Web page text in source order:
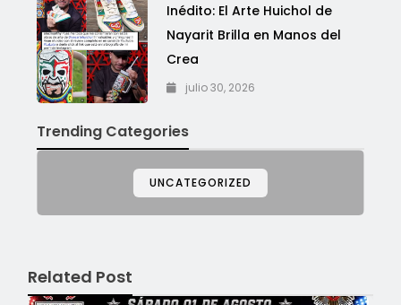
Inédito: El Arte Huichol de
Nayarit Brilla en Manos del
Crea
julio 30, 2026
Trending Categories
UNCATEGORIZED
Related Post